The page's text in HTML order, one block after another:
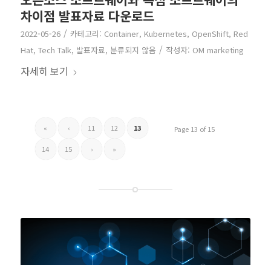
차이점 발표자료 다운로드
2022-05-26 / 카테고리: Container, Kubernetes, OpenShift, Red
Hat, Tech Talk, 발표자료, 분류되지 않음 / 작성자: OM marketing
자세히 보기
Page 13 of 15
« ‹ 11 12 13
14 15 › »